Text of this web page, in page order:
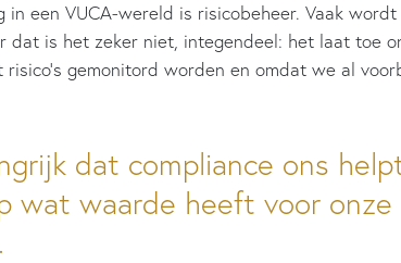
in een VUCA-wereld is risicobeheer. Vaak
dat is het zeker niet, integendeel: het laat toe
gemonitord worden en omdat we al
dat compliance ons
wat waarde heeft voor onze